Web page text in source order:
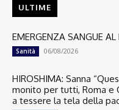
ULTIME
EMERGENZA SANGUE
Sanità 06/08/2026
HIROSHIMA: Sanna
monito per tutti, Roma e
a tessere la tela della